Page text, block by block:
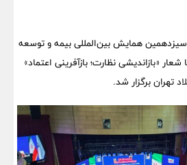
همایش بین‌المللی بیمه و توسعه
سه‌شنبه 11 آذر 1404 با شعار «بازاندیشی نظارت؛ بازآفرینی اعتماد»
تهران برگزار شد.